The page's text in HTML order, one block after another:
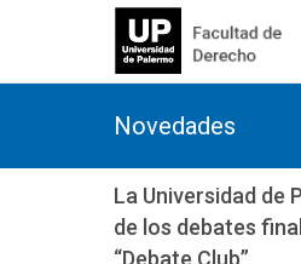
Novedades
La Universidad de
de los debates
“Debate Club”